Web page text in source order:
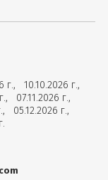
г., 10.10.2026 г.,
07.11.2026 г.,
05.12.2026 г.,